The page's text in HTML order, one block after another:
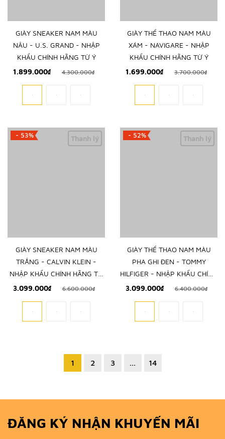
GIÀY SNEAKER NAM MÀU
NÂU - U.S. GRAND - NHẬP
KHẨU CHÍNH HÃNG TỪ Ý
1.899.000₫
4.300.000₫
GIÀY THỂ THAO NAM MÀU
XÁM - NAVIGARE - NHẬP
KHẨU CHÍNH HÃNG TỪ Ý
1.699.000₫
3.700.000₫
- 53% Thanh lý
GIÀY SNEAKER NAM MÀU
TRẮNG - CALVIN KLEIN -
NHẬP KHẨU CHÍNH HÃNG TỪ
3.099.000₫ 6.600.000₫
- 52% Thanh lý
GIÀY THỂ THAO NAM MÀU
PHA GHI ĐEN - TOMMY
HILFIGER - NHẬP KHẨU CHÍNH
HÃNG TỪ Ý
3.099.000₫ 6.400.000₫
1 2 3 ... 14
ĐĂNG KÝ NHẬN KHUYẾN MÃI